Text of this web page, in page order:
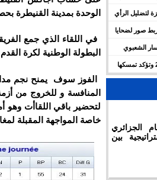
لتضليل الرأي
صور لضحايا
واليسار الشعبوي
البرتغال تجدد التزامها بمونديال 2030 وتؤكد تمسكها
الجزائري
بين
الوحدة بمدينة القنيطرة بحصة 3 أهداف
في اللقاء الذي جمع
البطولة الوطنية لكرة
الفوز سوف يمنح نجم
المنافسة و للخروج من
لتحضير باقي اللقاأت وهو
خاصة المواجهة المقبلة